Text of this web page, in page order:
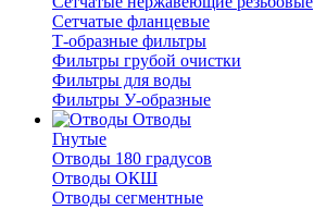
Сетчатые фланцевые
Т-образные фильтры
Фильтры грубой очистки
Фильтры для воды
Фильтры У-образные
Отводы
Гнутые
Отводы 180 градусов
Отводы ОКШ
Отводы сегментные